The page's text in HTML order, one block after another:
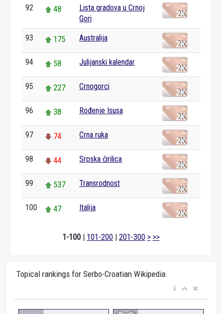
92 48
Lista gradova u Crnoj
Gori
93 175 Australija
94 58 Julijanski kalendar
95 227 Crnogorci
96 38 Rođenje Isusa
97 74 Crna ruka
98 44 Srpska ćirilica
99 537 Transrodnost
100 47 Italija
1-100 | 101-200 | 201-300 > >>
Topical rankings for Serbo-Croatian Wikipedia